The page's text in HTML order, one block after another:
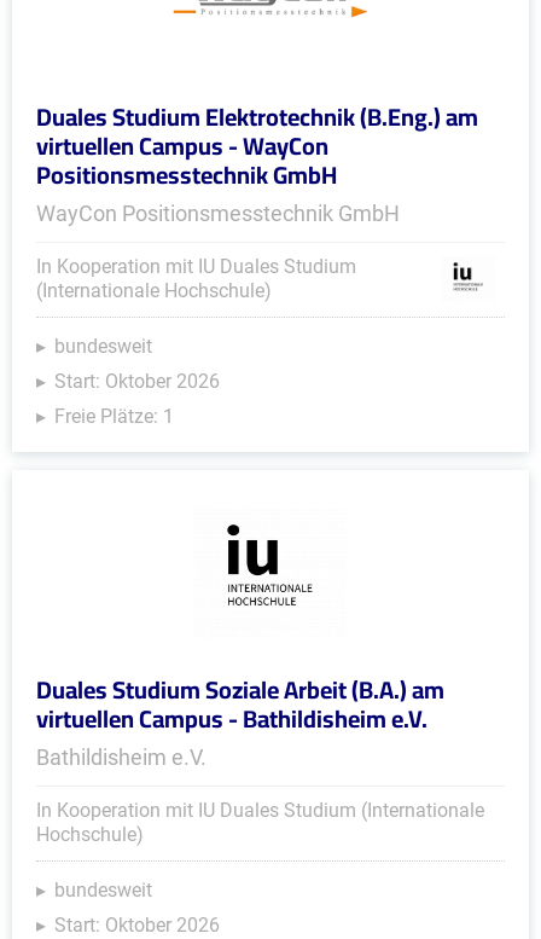
Duales Studium Elektrotechnik (B.Eng.) am
virtuellen Campus - WayCon
Positionsmesstechnik GmbH
WayCon Positionsmesstechnik GmbH
In Kooperation mit IU Duales Studium
(Internationale Hochschule)
bundesweit
Start: Oktober 2026
Freie Plätze: 1
Duales Studium Soziale Arbeit (B.A.) am
virtuellen Campus - Bathildisheim e.V.
Bathildisheim e.V.
In Kooperation mit IU Duales Studium (Internationale
Hochschule)
bundesweit
Start: Oktober 2026